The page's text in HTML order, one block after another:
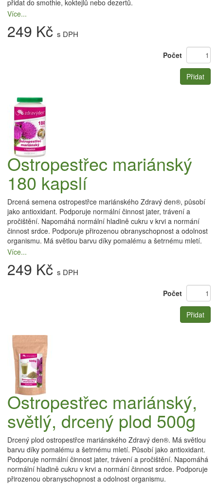
přidat do smothie, koktejlů nebo dezertů.
Více...
249 Kč s DPH
Počet
Přidat
Ostropestřec mariánský
180 kapslí
Drcená semena ostropestřce mariánského Zdravý den®, působí
jako antioxidant. Podporuje normální činnost jater, trávení a
pročištění. Napomáhá normální hladině cukru v krvi a normání
činnost srdce. Podporuje přirozenou obranyschopnost a odolnost
organismu. Má světlou barvu díky pomalému a šetrnému mletí.
Více...
249 Kč s DPH
Počet
Přidat
Ostropestřec mariánský,
světlý, drcený plod 500g
Drcený plod ostropestřce mariánského Zdravý den®. Má světlou
barvu díky pomalému a šetrnému mletí. Působí jako antioxidant.
Podporuje normální činnost jater, trávení a pročištění. Napomáhá
normální hladině cukru v krvi a normání činnost srdce. Podporuje
přirozenou obranyschopnost a odolnost organismu.